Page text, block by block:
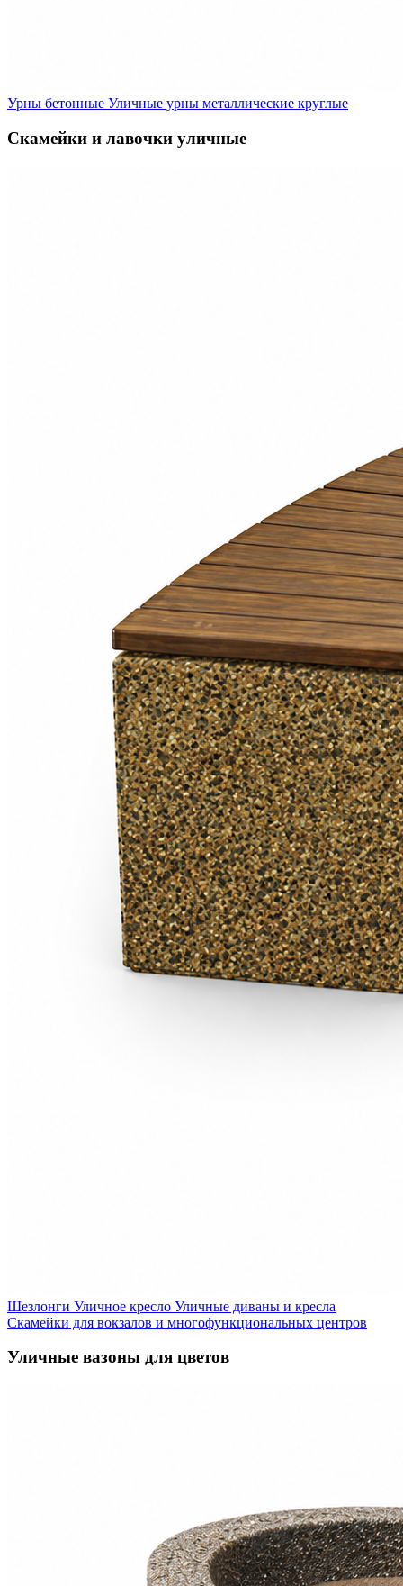
Урны бетонные Уличные урны металлические круглые
Скамейки и лавочки уличные
Шезлонги Уличное кресло Уличные диваны и кресла
Скамейки для вокзалов и многофункциональных центров
Уличные вазоны для цветов